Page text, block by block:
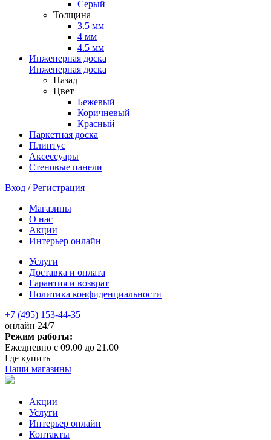
Серый
Толщина
3.5 мм
4 мм
4.5 мм
Инженерная доска
Инженерная доска
Назад
Цвет
Бежевый
Коричневый
Красный
Паркетная доска
Плинтус
Аксессуары
Стеновые панели
Вход /Регистрация
Магазины
О нас
Акции
Интерьер онлайн
Услуги
Доставка и оплата
Гарантия и возврат
Политика конфиденциальности
+7 (495) 153-44-35
онлайн 24/7
Режим работы:
Ежедневно с 09.00 до 21.00
Где купить
Наши магазины
Акции
Услуги
Интерьер онлайн
Контакты